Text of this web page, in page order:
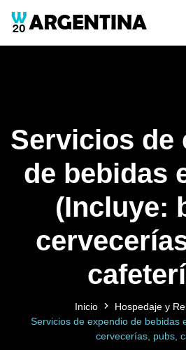
Servicios de
de bebidas
(Incluye:
Inicio
Hospedaje y
Servicios de expendio de bebidas
cervecerías, pubs,